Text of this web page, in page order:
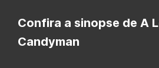
Confira a sinopse de A
Candyman